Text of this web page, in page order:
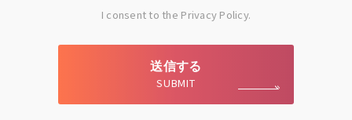
I consent to the Privacy Policy.
送信する
SUBMIT